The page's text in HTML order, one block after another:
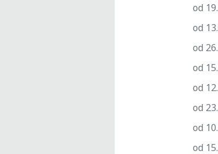
od
od
od
od
od
od
od
od